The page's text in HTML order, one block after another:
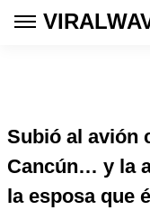
Subió al avión
Cancún… y la
la esposa que